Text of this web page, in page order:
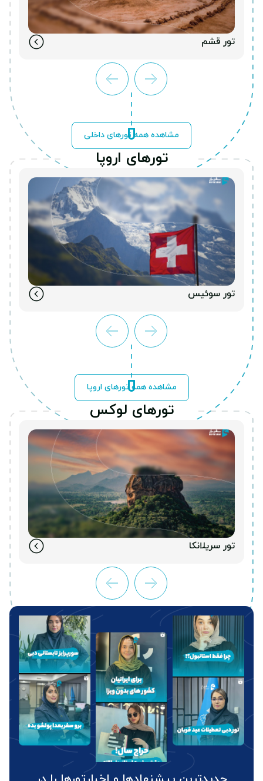
تور قشم
مشاهده همه تورهای داخلی
تورهای اروپا
تور سوئیس
مشاهده همه تورهای اروپا
تورهای لوکس
تور سریلانکا
مشاهده همه تورهای لوکس